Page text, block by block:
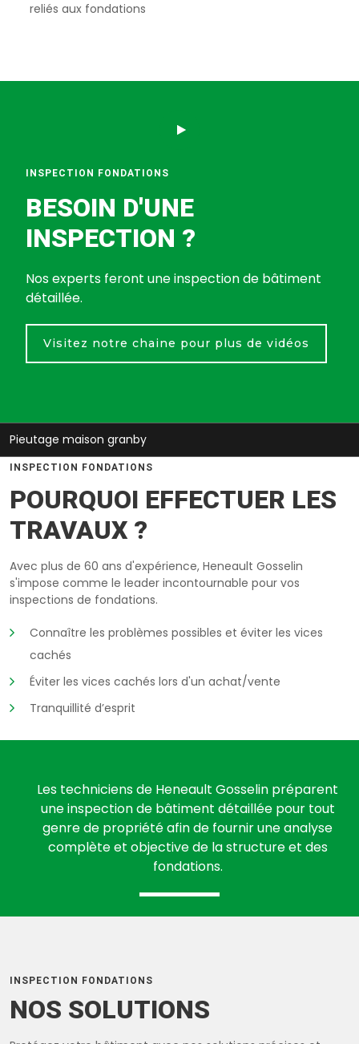
reliés aux fondations
INSPECTION FONDATIONS
BESOIN D'UNE
INSPECTION ?
Nos experts feront une inspection de bâtiment
détaillée.
Visitez notre chaine pour plus de vidéos
Pieutage maison granby
INSPECTION FONDATIONS
POURQUOI EFFECTUER LES
TRAVAUX ?
Avec plus de 60 ans d'expérience, Heneault Gosselin
s'impose comme le leader incontournable pour vos
inspections de fondations.
Connaître les problèmes possibles et éviter les vices
cachés
Éviter les vices cachés lors d'un achat/vente
Tranquillité d’esprit
Les techniciens de Heneault Gosselin préparent
une inspection de bâtiment détaillée pour tout
genre de propriété afin de fournir une analyse
complète et objective de la structure et des
fondations.
INSPECTION FONDATIONS
NOS SOLUTIONS